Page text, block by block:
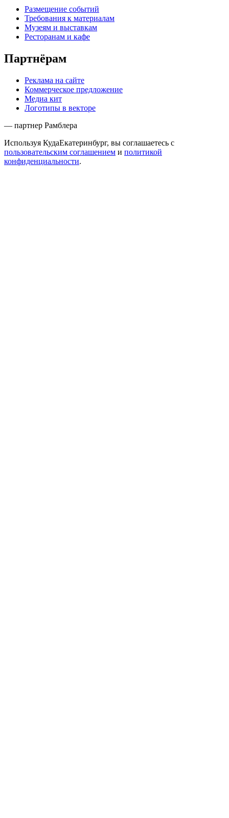
Размещение событий
Требования к материалам
Музеям и выставкам
Ресторанам и кафе
Партнёрам
Реклама на сайте
Коммерческое предложение
Медиа кит
Логотипы в векторе
— партнер Рамблера
Используя КудаЕкатеринбург, вы соглашаетесь с
пользовательским соглашением и политикой
конфиденциальности.